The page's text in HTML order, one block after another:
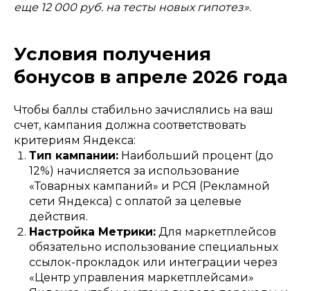
еще 12 000 руб. на тесты новых гипотез».
Условия получения
бонусов в апреле 2026 года
Чтобы баллы стабильно зачислялись на ваш
счет, кампания должна соответствовать
критериям Яндекса:
Тип кампании: Наибольший процент (до
12%) начисляется за использование
«Товарных кампаний» и РСЯ (Рекламной
сети Яндекса) с оплатой за целевые
действия.
Настройка Метрики: Для маркетплейсов
обязательно использование специальных
ссылок-прокладок или интеграции через
«Центр управления маркетплейсами»